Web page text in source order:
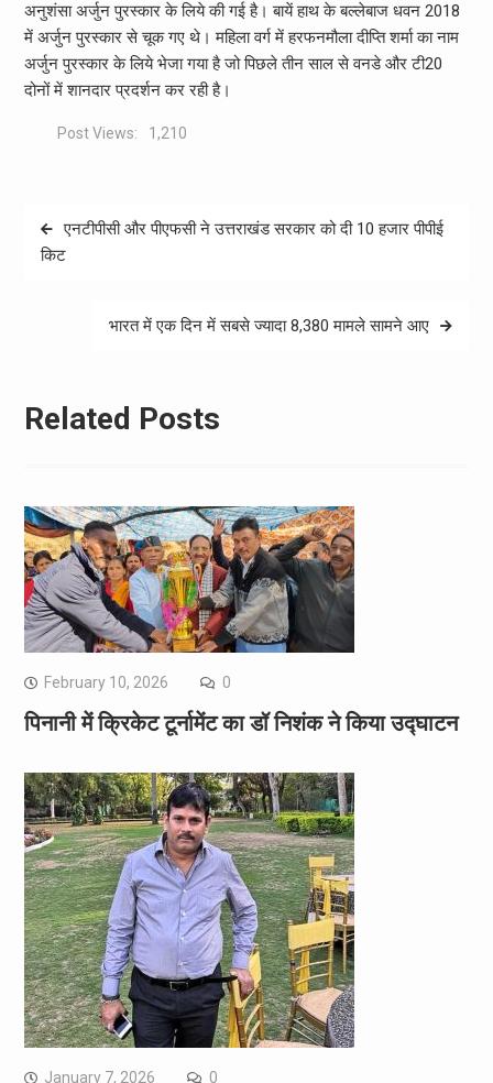
अनुशंसा अर्जुन पुरस्कार के लिये की गई है। बायें हाथ के बल्लेबाज धवन 2018
में अर्जुन पुरस्कार से चूक गए थे। महिला वर्ग में हरफनमौला दीप्ति शर्मा का नाम
अर्जुन पुरस्कार के लिये भेजा गया है जो पिछले तीन साल से वनडे और टी20
दोनों में शानदार प्रदर्शन कर रही है।
Post Views: 1,210
Post
navigation
एनटीपीसी और पीएफसी ने उत्तराखंड सरकार को दी 10 हजार पीपीई
किट
भारत में एक दिन में सबसे ज्यादा 8,380 मामले सामने आए
Related Posts
February 10, 2026 0
पिनानी में क्रिकेट टूर्नामेंट का डॉ निशंक ने किया उद्घाटन
January 7, 2026 0